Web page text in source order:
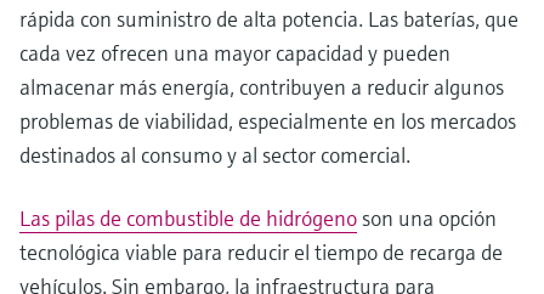
rápida con suministro de alta potencia. Las baterías, que
cada vez ofrecen una mayor capacidad y pueden
almacenar más energía, contribuyen a reducir algunos
problemas de viabilidad, especialmente en los mercados
destinados al consumo y al sector comercial.
Las pilas de combustible de hidrógenoson una opción
tecnológica viable para reducir el tiempo de recarga de
vehículos. Sin embargo, la infraestructura para